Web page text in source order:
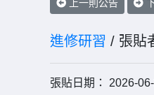
上一則公告
進修研習 / 張貼
張貼日期： 2026-